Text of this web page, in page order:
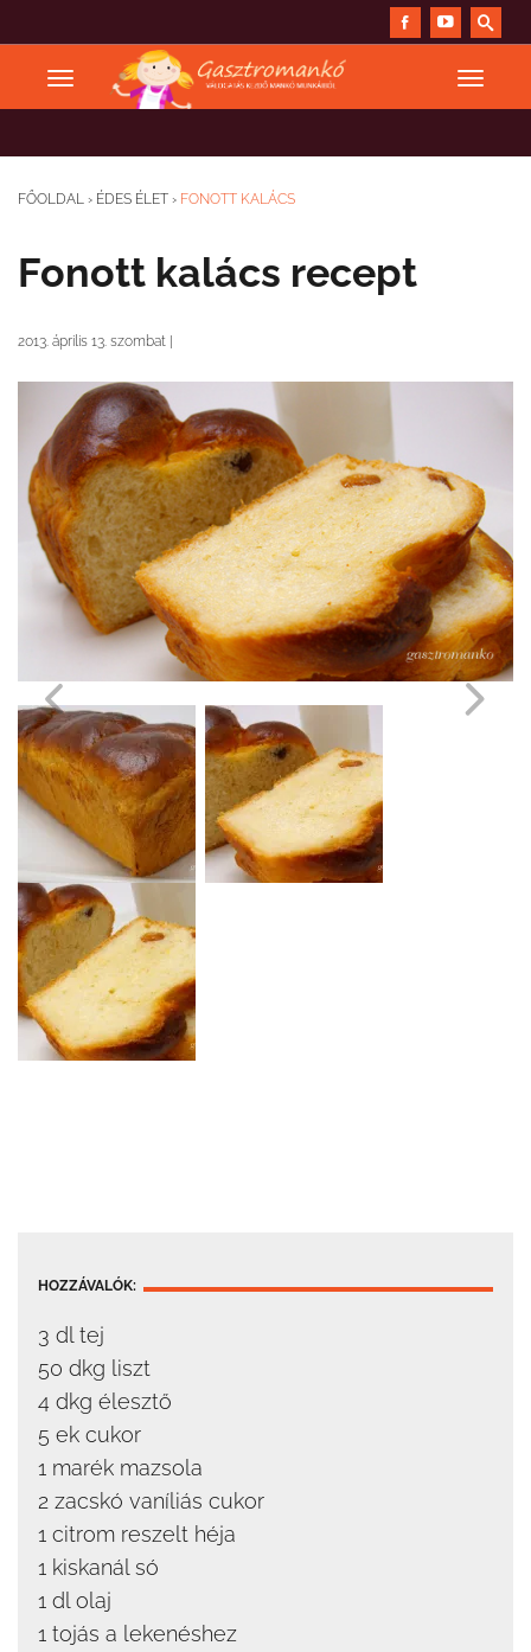
FŐOLDAL › ÉDES ÉLET › FONOTT KALÁCS
Fonott kalács recept
2013. április 13. szombat |
HOZZÁVALÓK:
3 dl tej
50 dkg liszt
4 dkg élesztő
5 ek cukor
1 marék mazsola
2 zacskó vaníliás cukor
1 citrom reszelt héja
1 kiskanál só
1 dl olaj
1 tojás a lekenéshez